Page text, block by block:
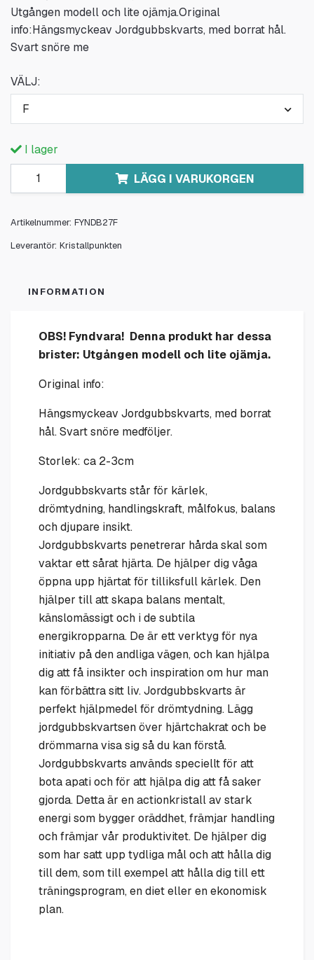
Utgången modell och lite ojämja.Original
info:Hängsmyckeav Jordgubbskvarts, med borrat hål.
Svart snöre me
VÄLJ:
F
I lager
LÄGG I VARUKORGEN
Artikelnummer: FYNDB27F
Leverantör: Kristallpunkten
INFORMATION
OBS! Fyndvara! Denna produkt har dessa
brister: Utgången modell och lite ojämja.
Original info:
Hängsmyckeav Jordgubbskvarts, med borrat
hål. Svart snöre medföljer.
Storlek: ca 2-3cm
Jordgubbskvarts står för kärlek,
drömtydning, handlingskraft, målfokus, balans
och djupare insikt.
Jordgubbskvarts penetrerar hårda skal som
vaktar ett sårat hjärta. De hjälper dig våga
öppna upp hjärtat för tilliksfull kärlek. Den
hjälper till att skapa balans mentalt,
känslomässigt och i de subtila
energikropparna. De är ett verktyg för nya
initiativ på den andliga vägen, och kan hjälpa
dig att få insikter och inspiration om hur man
kan förbättra sitt liv. Jordgubbskvarts är
perfekt hjälpmedel för drömtydning. Lägg
jordgubbskvartsen över hjärtchakrat och be
drömmarna visa sig så du kan förstå.
Jordgubbskvarts används speciellt för att
bota apati och för att hjälpa dig att få saker
gjorda. Detta är en actionkristall av stark
energi som bygger oräddhet, främjar handling
och främjar vår produktivitet. De hjälper dig
som har satt upp tydliga mål och att hålla dig
till dem, som till exempel att hålla dig till ett
träningsprogram, en diet eller en ekonomisk
plan.